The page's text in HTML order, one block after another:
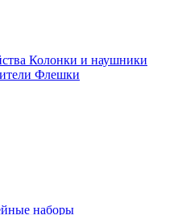
Колонки и наушники
Флешки
наборы